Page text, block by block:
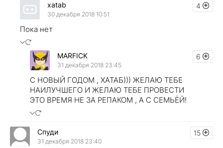
4
xatab
30 декабря 2018 10:51
Пока нет
6
MARFICK
31 декабря 2018 23:45
С НОВЫЙ ГОДОМ , ХАТАБ))) ЖЕЛАЮ ТЕБЕ
НАИЛУЧШЕГО И ЖЕЛАЮ ТЕБЕ ПРОВЕСТИ
ЭТО ВРЕМЯ НЕ ЗА РЕПАКОМ , А С СЕМЬЁЙ!
15
Спуди
31 декабря 2018 23:40